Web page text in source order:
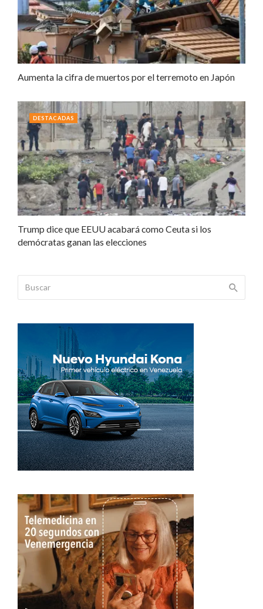
Aumenta la cifra de muertos por el terremoto en Japón
Trump dice que EEUU acabará como Ceuta si los
demócratas ganan las elecciones
DESTACADAS